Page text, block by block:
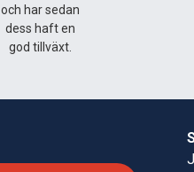
och har sedan
dess haft en
god tillväxt.